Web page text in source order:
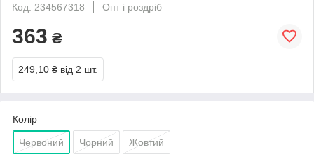
Код: 234567318
Опт і роздріб
363 ₴
249,10 ₴ від 2 шт.
Колір
Червоний Чорний Жовтий